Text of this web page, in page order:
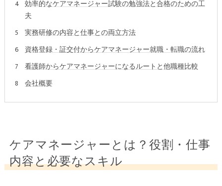
効率的なケアマネージャー試験の勉強法と合格のための工
夫
実務研修の内容と仕事との両立方法
資格登録・証交付からケアマネージャー就職・転職の流れ
看護師からケアマネージャーになるルートと他職種比較
会社概要
ケアマネージャーとは？役割・仕事
内容と必要なスキル